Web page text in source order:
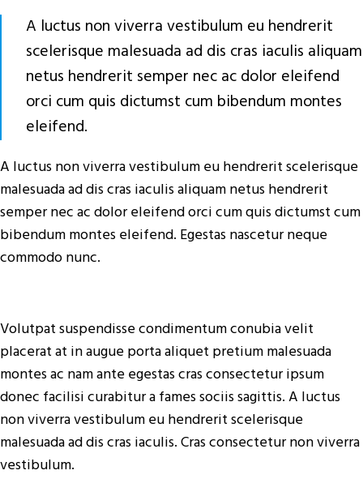
A luctus non viverra vestibulum eu hendrerit
scelerisque malesuada ad dis cras iaculis aliquam
netus hendrerit semper nec ac dolor eleifend
orci cum quis dictumst cum bibendum montes
eleifend.
A luctus non viverra vestibulum eu hendrerit scelerisque
malesuada ad dis cras iaculis aliquam netus hendrerit
semper nec ac dolor eleifend orci cum quis dictumst cum
bibendum montes eleifend. Egestas nascetur neque
commodo nunc.
Volutpat suspendisse condimentum conubia velit
placerat at in augue porta aliquet pretium malesuada
montes ac nam ante egestas cras consectetur ipsum
donec facilisi curabitur a fames sociis sagittis. A luctus
non viverra vestibulum eu hendrerit scelerisque
malesuada ad dis cras iaculis. Cras consectetur non viverra
vestibulum.